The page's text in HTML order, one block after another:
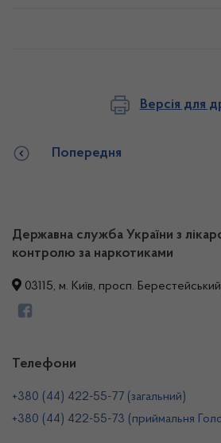
Версія для
Попередня
Державна служба України з
контролю за наркотиками
03115, м. Київ, просп.
Телефони
+380 (44) 422-55-77 (загальний)
+380 (44) 422-55-73 (приймальня